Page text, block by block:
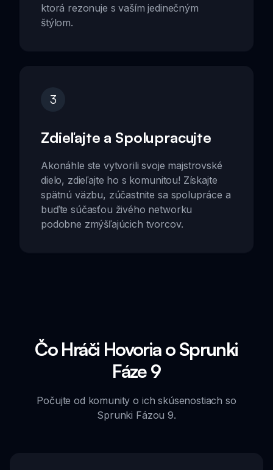
ktorá rezonuje s vaším jedinečným
štýlom.
3
Zdieľajte a Spolupracujte
Akonáhle ste vytvorili svoje majstrovské
dielo, zdieľajte ho s komunitou! Získajte
spätnú väzbu, zúčastnite sa spolupráce a
buďte súčasťou živého networku
podobne zmýšľajúcich tvorcov.
Čo Hráči Hovoria o Sprunki
Fáze 9
Počujte od komunity o ich skúsenostiach so
Sprunki Fázou 9.